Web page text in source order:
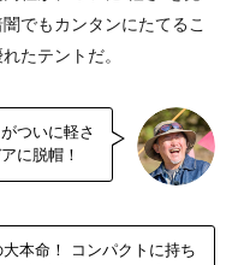
でもカンタンにたてるこ
たテントだ。
ついに軽さ
に脱帽！
本命！ コンパクトに持ち